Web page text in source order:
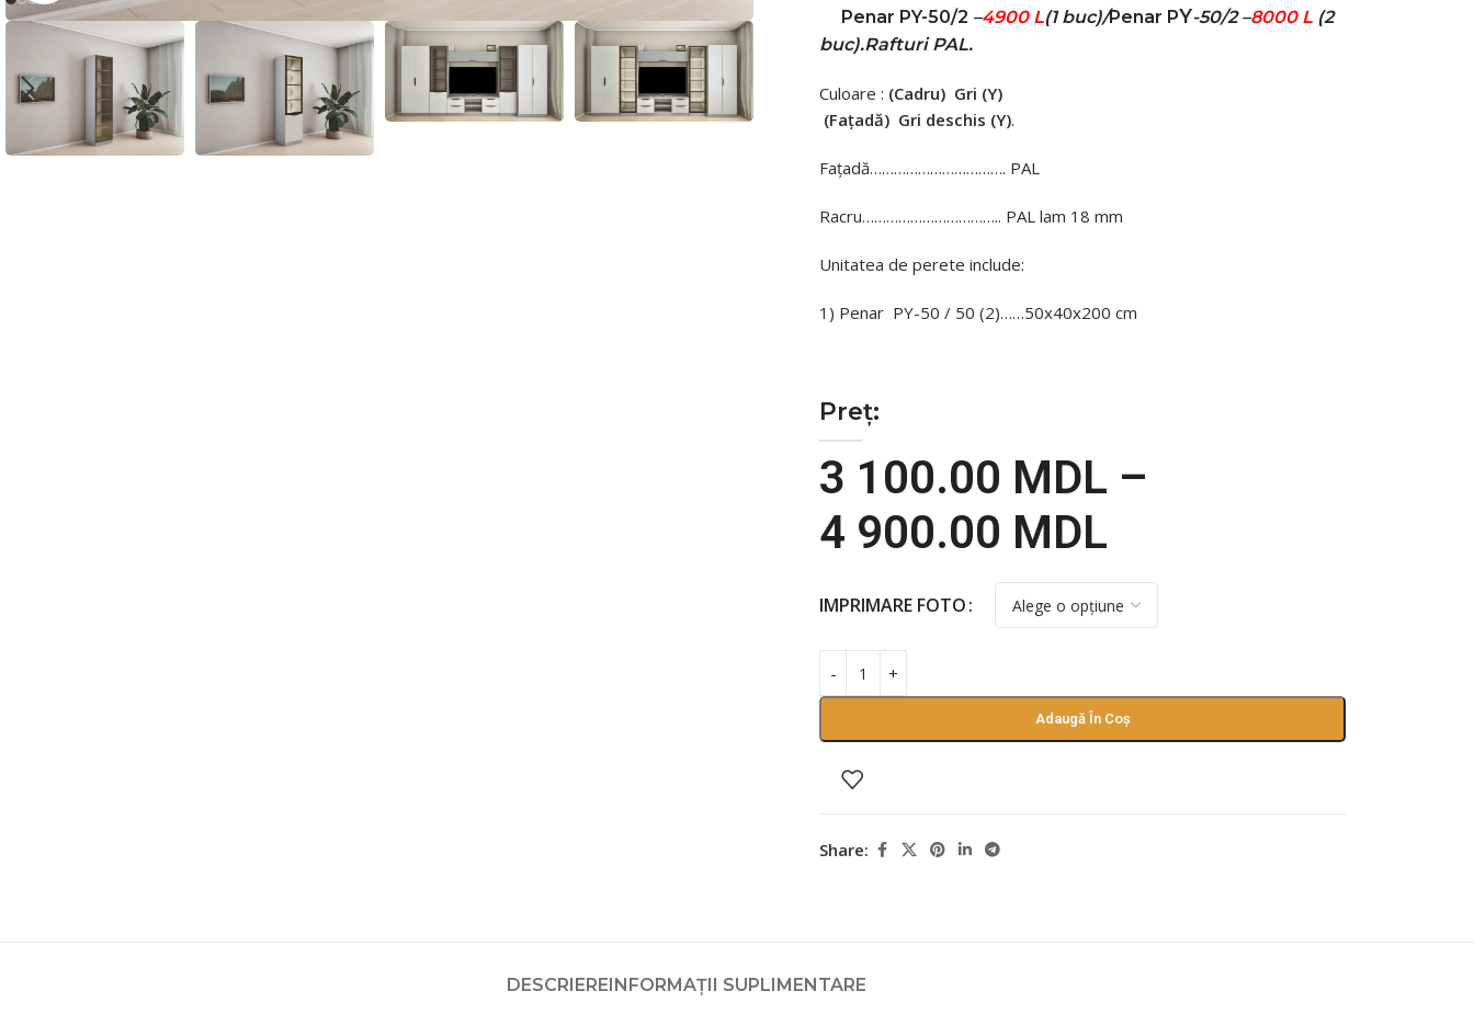
Penar PY-50/2 –4900 L(1 buc)/Penar PY-50/2 –8000 L (2
buc).Rafturi PAL.
Culoare : (Cadru) Gri (Y)
(Fațadă) Gri deschis (Y).
Fațadă……………………………. PAL
Racru…………………………….. PAL lam 18 mm
Unitatea de perete include:
1) Penar PY-50 / 50 (2)……50x40x200 cm
Preț:
3 100.00 MDL –
4 900.00 MDL
IMPRIMARE FOTO
Adaugă În Coș
Share:
DESCRIEREINFORMAȚII SUPLIMENTARE